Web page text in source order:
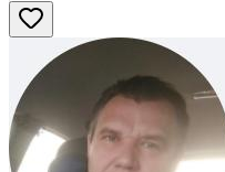
Сбросить